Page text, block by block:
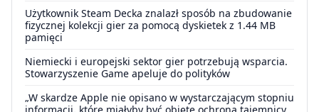
Użytkownik Steam Decka znalazł sposób na zbudowanie
fizycznej kolekcji gier za pomocą dyskietek z 1.44 MB
pamięci
Niemiecki i europejski sektor gier potrzebują wsparcia.
Stowarzyszenie Game apeluje do polityków
„W skardze Apple nie opisano w wystarczającym stopniu
informacji, które miałyby być objęte ochroną tajemnicy